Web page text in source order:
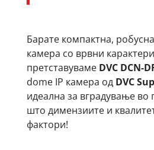
Барате компактна,
камера со врвни
претставуваме DVC DCN-
dome IP камера од DVC
идеална за вградување во
што димензиите и
фактори!